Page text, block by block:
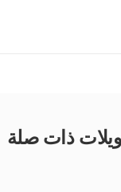
ذات صلة